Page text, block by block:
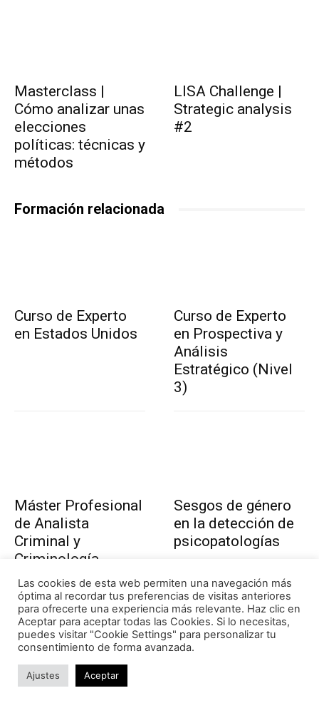
Masterclass |
Cómo analizar unas
elecciones
políticas: técnicas y
métodos
LISA Challenge |
Strategic analysis
#2
Formación relacionada
Curso de Experto
en Estados Unidos
Curso de Experto
en Prospectiva y
Análisis
Estratégico (Nivel
3)
Máster Profesional
de Analista
Criminal y
Criminología
Aplicada
Sesgos de género
en la detección de
psicopatologías
Las cookies de esta web permiten una navegación más
óptima al recordar tus preferencias de visitas anteriores
para ofrecerte una experiencia más relevante. Haz clic en
Aceptar para aceptar todas las Cookies. Si lo necesitas,
puedes visitar "Cookie Settings" para personalizar tu
consentimiento de forma avanzada.
Ajustes Aceptar